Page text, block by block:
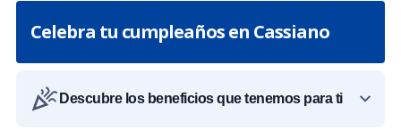
Celebra tu cumpleaños en Cassiano
Descubre los beneficios que tenemos para ti